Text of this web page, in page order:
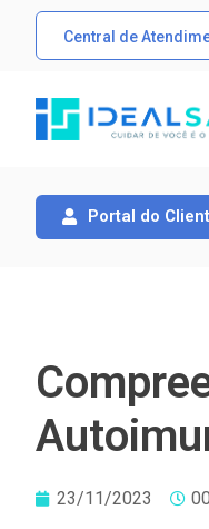
Central de
Portal do
23/11/2023